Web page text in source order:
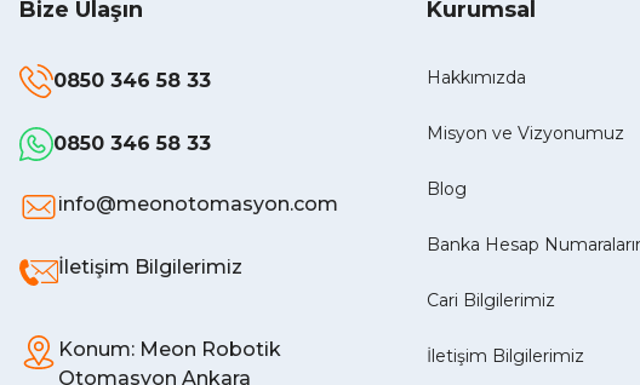
Bize Ulaşın
0850 346 58 33
0850 346 58 33
info@meonotomasyon.com
İletişim Bilgilerimiz
Konum: Meon Robotik
Otomasyon Ankara
Kurumsal
Hakkımızda
Misyon ve Vizyonumuz
Blog
Banka Hesap
Cari Bilgilerimiz
İletişim Bilgilerimiz